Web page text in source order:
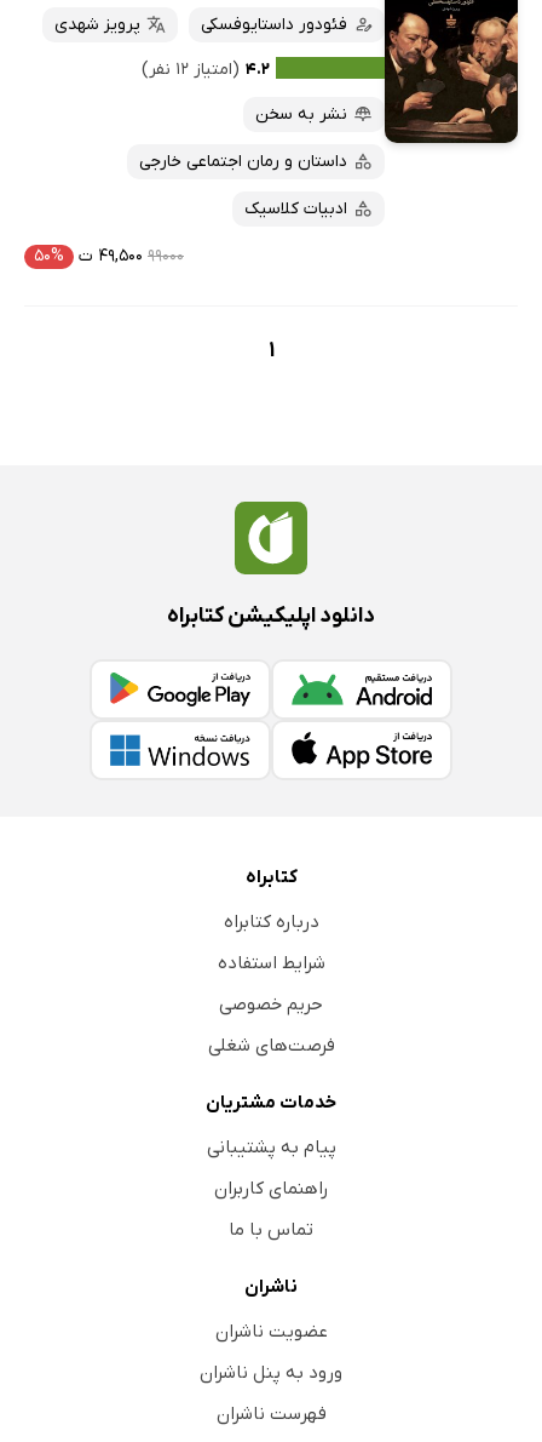
فئودور داستایوفسکی
پرویز شهدی
۴.۲ (امتیاز ۱۲ نفر)
نشر به سخن
داستان و رمان اجتماعی خارجی
ادبیات کلاسیک
۹۹۰۰۰ ۴۹,۵۰۰ ت ۵۰%
1
دانلود اپلیکیشن کتابراه
کتابراه
درباره کتابراه
شرایط استفاده
حریم خصوصی
فرصت‌های شغلی
خدمات مشتریان
پیام به پشتیبانی
راهنمای کاربران
تماس با ما
ناشران
عضویت ناشران
ورود به پنل ناشران
فهرست ناشران